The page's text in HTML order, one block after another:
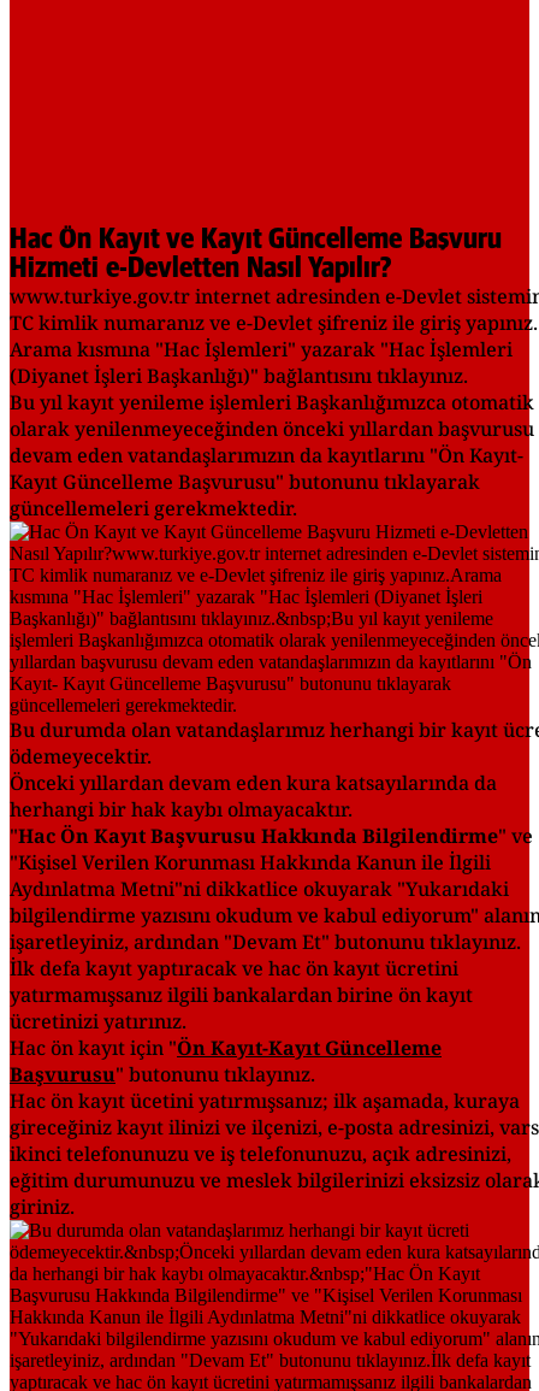
Hac Ön Kayıt ve Kayıt Güncelleme Başvuru
Hizmeti e-Devletten Nasıl Yapılır?
www.turkiye.gov.tr internet adresinden e-Devlet
TC kimlik numaranız ve e-Devlet şifreniz ile giriş yapınız.
Arama kısmına "Hac İşlemleri" yazarak "Hac İşlemleri
(Diyanet İşleri Başkanlığı)" bağlantısını tıklayınız.
Bu yıl kayıt yenileme işlemleri Başkanlığımızca otomatik
olarak yenilenmeyeceğinden önceki yıllardan başvurusu
devam eden vatandaşlarımızın da kayıtlarını "Ön Kayıt-
Kayıt Güncelleme Başvurusu" butonunu tıklayarak
güncellemeleri gerekmektedir.
Bu durumda olan vatandaşlarımız herhangi bir kayıt
ödemeyecektir.
Önceki yıllardan devam eden kura katsayılarında da
herhangi bir hak kaybı olmayacaktır.
"Hac Ön Kayıt Başvurusu Hakkında Bilgilendirme" ve
"Kişisel Verilen Korunması Hakkında Kanun ile İlgili
Aydınlatma Metni"ni dikkatlice okuyarak "Yukarıdaki
bilgilendirme yazısını okudum ve kabul ediyorum"
işaretleyiniz, ardından "Devam Et" butonunu tıklayınız.
İlk defa kayıt yaptıracak ve hac ön kayıt ücretini
yatırmamışsanız ilgili bankalardan birine ön kayıt
ücretinizi yatırınız.
Hac ön kayıt için "Ön Kayıt-Kayıt Güncelleme
Başvurusu" butonunu tıklayınız.
Hac ön kayıt ücetini yatırmışsanız; ilk aşamada, kuraya
gireceğiniz kayıt ilinizi ve ilçenizi, e-posta adresinizi,
ikinci telefonunuzu ve iş telefonunuzu, açık adresinizi,
eğitim durumunuzu ve meslek bilgilerinizi eksizsiz
giriniz.